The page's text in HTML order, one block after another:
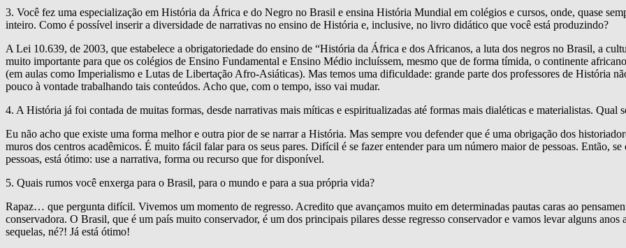
3. Você fez uma especialização em História da África e do Negro no Brasil e ensina História Mundial em colégios e cursos, onde, quase
inteiro. Como é possível inserir a diversidade de narrativas no ensino de História e, inclusive, no livro didático que você está produzindo?
A Lei 10.639, de 2003, que estabelece a obrigatoriedade do ensino de “História da África e dos Africanos, a luta dos negros no Brasil, a
muito importante para que os colégios de Ensino Fundamental e Ensino Médio incluíssem, mesmo que de forma tímida, o continente
(em aulas como Imperialismo e Lutas de Libertação Afro-Asiáticas). Mas temos uma dificuldade: grande parte dos professores de História
pouco à vontade trabalhando tais conteúdos. Acho que, com o tempo, isso vai mudar.
4. A História já foi contada de muitas formas, desde narrativas mais míticas e espiritualizadas até formas mais dialéticas e materialistas.
Eu não acho que existe uma forma melhor e outra pior de se narrar a História. Mas sempre vou defender que é uma obrigação dos
muros dos centros acadêmicos. É muito fácil falar para os seus pares. Difícil é se fazer entender para um número maior de pessoas. Então,
pessoas, está ótimo: use a narrativa, forma ou recurso que for disponível.
5. Quais rumos você enxerga para o Brasil, para o mundo e para a sua própria vida?
Rapaz… que pergunta difícil. Vivemos um momento de regresso. Acredito que avançamos muito em determinadas pautas caras ao
conservadora. O Brasil, que é um país muito conservador, é um dos principais pilares desse regresso conservador e vamos levar alguns
sequelas, né?! Já está ótimo!